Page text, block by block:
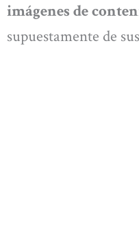
imágenes de
supuestamente de